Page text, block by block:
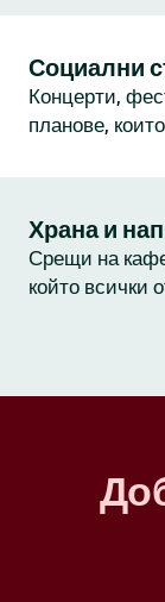
Социални
Концерти,
планове,
Храна и
Срещи на
който всички